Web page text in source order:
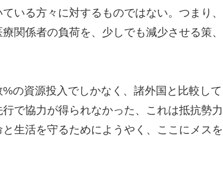
いる方々に対するものではない。つまり、
関係者の負荷を、少しでも減少させる策、
の資源投入でしかなく、諸外国と比較して
で協力が得られなかった、これは抵抗勢力
生活を守るためにようやく、ここにメスを